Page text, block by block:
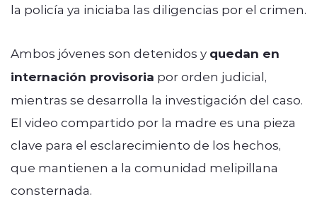
la policía ya iniciaba las diligencias por el crimen.
Ambos jóvenes son detenidos y quedan en
internación provisoria por orden judicial,
mientras se desarrolla la investigación del caso.
El video compartido por la madre es una pieza
clave para el esclarecimiento de los hechos,
que mantienen a la comunidad melipillana
consternada.